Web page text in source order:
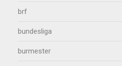
brf
bundesliga
burmester